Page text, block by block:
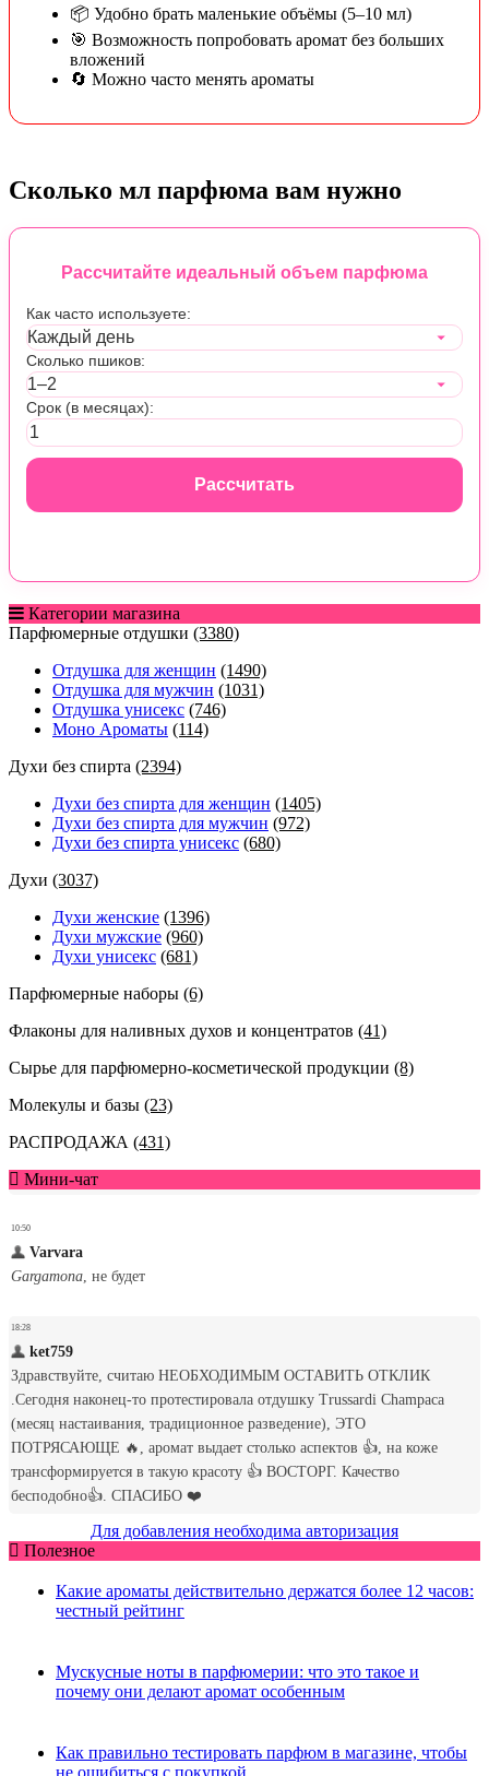
📦 Удобно брать маленькие объёмы (5–10 мл)
🎯 Возможность попробовать аромат без больших
вложений
🔄 Можно часто менять ароматы
Сколько мл парфюма вам нужно
Рассчитайте идеальный объем парфюма
Как часто используете:
Сколько пшиков:
Срок (в месяцах):
Рассчитать
Категории магазина
Парфюмерные отдушки (3380)
Отдушка для женщин (1490)
Отдушка для мужчин (1031)
Отдушка унисекс (746)
Моно Ароматы (114)
Духи без спирта (2394)
Духи без спирта для женщин (1405)
Духи без спирта для мужчин (972)
Духи без спирта унисекс (680)
Духи (3037)
Духи женские (1396)
Духи мужские (960)
Духи унисекс (681)
Парфюмерные наборы (6)
Флаконы для наливных духов и концентратов (41)
Сырье для парфюмерно-косметической продукции (8)
Молекулы и базы (23)
РАСПРОДАЖА (431)
Мини-чат
Для добавления необходима авторизация
Полезное
Какие ароматы действительно держатся более 12 часов:
честный рейтинг
Мускусные ноты в парфюмерии: что это такое и
почему они делают аромат особенным
Как правильно тестировать парфюм в магазине, чтобы